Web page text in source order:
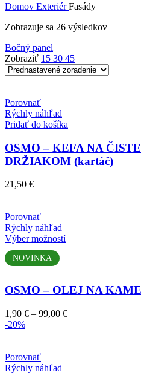
Domov ExteriérFasády
Zobrazuje sa 26 výsledkov
Bočný panel
Zobraziť 15 30 45
Porovnať
Rýchly náhľad
Pridať do košíka
OSMO – KEFA NA
DRŽIAKOM (kartáč)
21,50 €
Porovnať
Rýchly náhľad
Výber možnostíTento
Možnosti
môžete
NOVINKA
OSMO – OLEJ NA
1,90 € – 99,00 €Price
-20%
Porovnať
Rýchly náhľad